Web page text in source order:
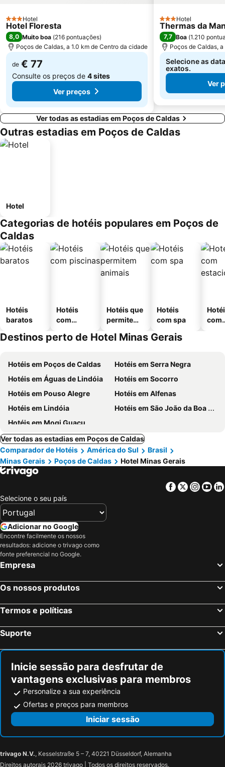
3 Estrelas
Hotel
Hotel Floresta
8,0 Muito boa (216 pontuações)
Poços de Caldas, a 1.0 km de Centro da cidade
de € 77
Consulte os preços de 4 sites
Ver preços
3 Estrelas
Hotel
Thermas da
7,7 Boa (1.210
Poços de Caldas,
Selecione as
exatos.
Ver
Ver todas as estadias em Poços de Caldas
Outras estadias em Poços de Caldas
Hotel
Categorias de hotéis populares em Poços de
Caldas
Hotéis
baratos
Hotéis
com
Hotéis que
permitem
Hotéis
com spa
com
Destinos perto de Hotel Minas Gerais
Hotéis em Poços de Caldas
Hotéis em Serra Negra
Hotéis em Águas de Lindóia
Hotéis em Socorro
Hotéis em Pouso Alegre
Hotéis em Alfenas
Hotéis em Lindóia
Hotéis em São João da Boa Vista
Hotéis em Mogi Guaçu
Ver todas as estadias em Poços de Caldas
Comparador de Hotéis
América do Sul
Brasil
Minas Gerais
Poços de Caldas Hotel Minas Gerais
Facebook
Twitter
Selecione o seu país
Adicionar no Google
Encontre facilmente os nossos
resultados: adicione o trivago como
fonte preferencial no Google.
Empresa
Os nossos produtos
Termos e políticas
Suporte
Inicie sessão para desfrutar de
vantagens exclusivas para membros
Personalize a sua experiência
Ofertas e preços para membros
Iniciar sessão
trivago N.V., Kesselstraße 5 – 7, 40221 Düsseldorf, Alemanha
Direitos autorais 2026 trivago | Todos os direitos reservados.